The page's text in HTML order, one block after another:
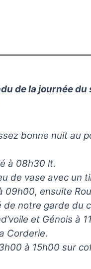
de la journée
bonne nuit au
à 08h30 lt.
de vase avec un
09h00, ensuite
de notre garde du
et Génois à
Corderie.
à 15h00 sur